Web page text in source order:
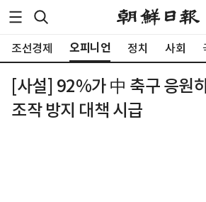
조선경제 오피니언 정치 사회
[사설] 92%가 中 축구 응원
조작 방지 대책 시급